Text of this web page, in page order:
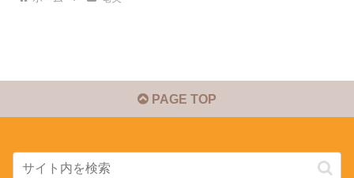
PAGE TOP